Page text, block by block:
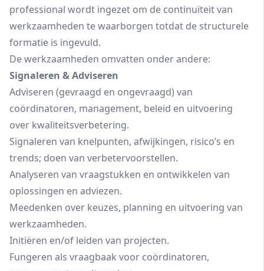
professional wordt ingezet om de continuïteit van
werkzaamheden te waarborgen totdat de structurele
formatie is ingevuld.
De werkzaamheden omvatten onder andere:
Signaleren & Adviseren
Adviseren (gevraagd en ongevraagd) van
coördinatoren, management, beleid en uitvoering
over kwaliteitsverbetering.
Signaleren van knelpunten, afwijkingen, risico’s en
trends; doen van verbetervoorstellen.
Analyseren van vraagstukken en ontwikkelen van
oplossingen en adviezen.
Meedenken over keuzes, planning en uitvoering van
werkzaamheden.
Initiëren en/of leiden van projecten.
Fungeren als vraagbaak voor coördinatoren,